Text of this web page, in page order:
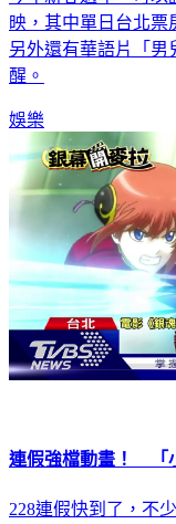
映，其中單日台北票
另外還有華語片「男
醒。
娛樂
連假強檔動畫！ 「
228連假快到了，不